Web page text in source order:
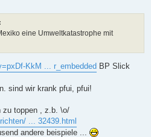
eine Umweltkatastrophe mit
KkM ... r_embedded BP Slick
sind wir krank pfui, pfui!
zu toppen , z.b. \o/
... 32439.html
andere beispiele ...